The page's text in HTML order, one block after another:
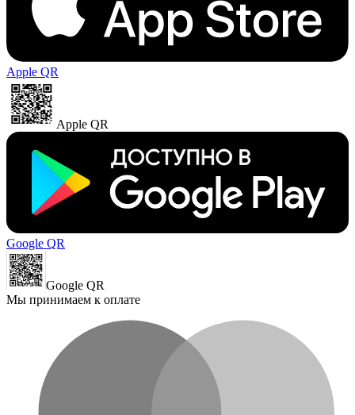
Apple QR
Apple QR
Google QR
Google QR
Мы принимаем к оплате